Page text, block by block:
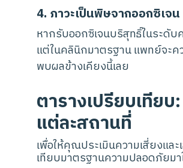
4. ภาวะเป็นพิษจากออกซิเจ
หากรับออกซิเจนบริสุทธิ์ในระดับ
แต่ในคลินิกมาตรฐาน แพทย์จะ
พบผลข้างเคียงนี้เลย
ตารางเปรียบเทีย
แต่ละสถานที่
เพื่อให้คุณประเมินความเสี่ยงแล
เทียบมาตรฐานความปลอดภัยม